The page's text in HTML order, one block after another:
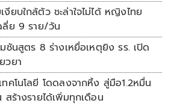
งียบใกล้ตัว ชะล่าใจไม่ได้ หญิงไทย
ลี่ย 9 ราย/วัน
มชันสูตร 8 ร่างเหยื่อเหตุยิง รร. เปิด
วยา
ทคโนโลยี โดดลงจากหิ้ง สู่มือ1.2หมื่น
สร้างรายได้เพิ่มทุกเดือน